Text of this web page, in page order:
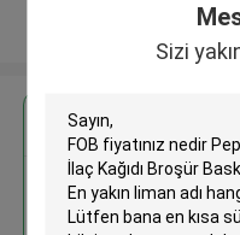
Sizi
İlaç